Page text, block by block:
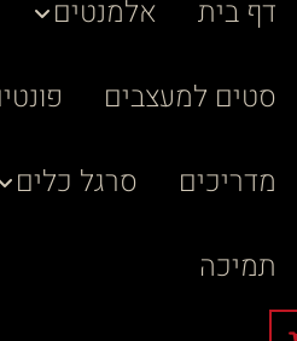
דף בית אלמנטים
סטים למעצבים
מדריכים
סרגל כלים
תמיכה